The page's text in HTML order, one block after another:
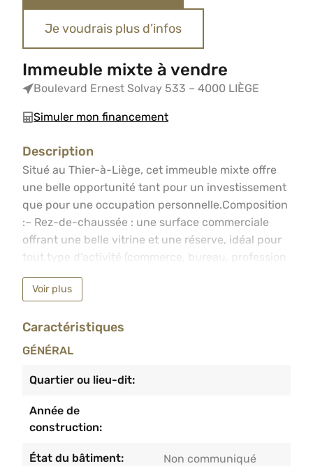
Je voudrais plus d’infos
Immeuble mixte à vendre
Boulevard Ernest Solvay 533 – 4000 LIÈGE
Simuler mon financement
Description
Situé au Thier-à-Liège, cet immeuble mixte offre une
Situé au Thier-à-Liège, cet immeuble mixte offre
une belle opportunité tant pour un investissement
que pour une occupation personnelle.Composition
:– Rez-de-chaussée : une surface commerciale
offrant une belle vitrine et une réserve, idéal pour
tout type d’activité (commerce, bureau, profession
libérale, restauration).– Aux étages : un duplex (91
m2) lumineux composé d’un vaste séjour avec
offrant un espace de vie agréable et
indépendant.Atouts :– Emplacement stratégique
le commerce et le logement.– Compteurs
réserve d’acceptation des
propriétaires.Informations et visites au
04/233.55.55.
Voir plus
Caractéristiques
GÉNÉRAL
Quartier ou lieu-dit:
Année de
construction:
État du bâtiment: Non communiqué